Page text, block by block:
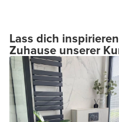
Lass dich
Zuhause unserer